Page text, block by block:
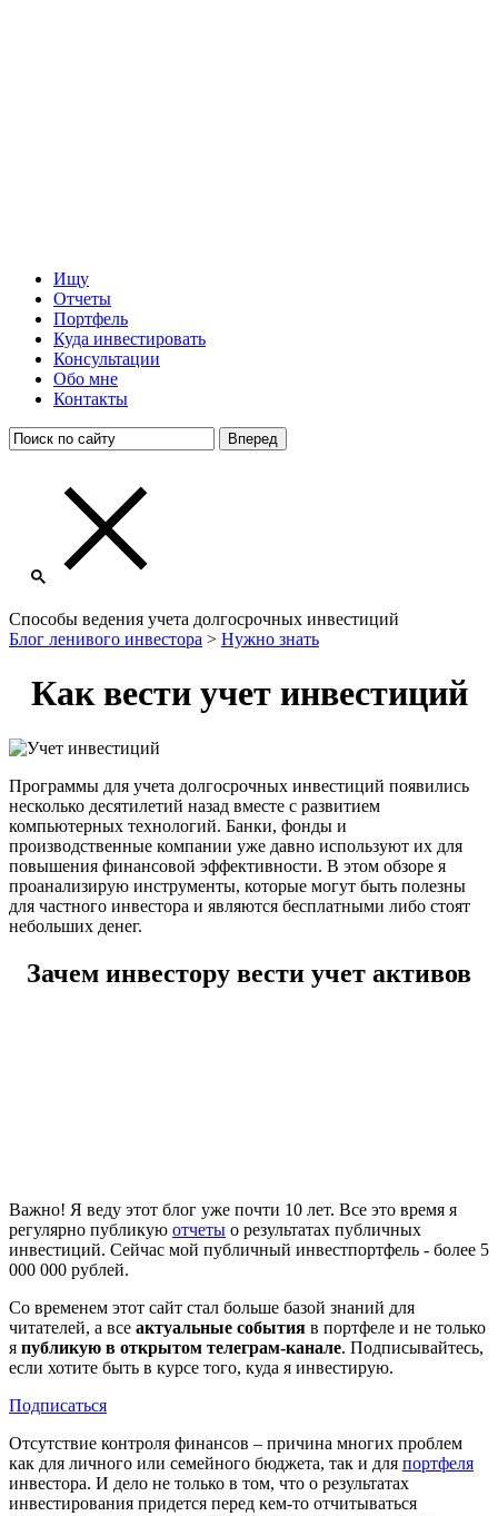
Ищу
Отчеты
Портфель
Куда инвестировать
Консультации
Обо мне
Контакты
Способы ведения учета долгосрочных инвестиций
Блог ленивого инвестора > Нужно знать
Как вести учет инвестиций
Программы для учета долгосрочных инвестиций появились
несколько десятилетий назад вместе с развитием
компьютерных технологий. Банки, фонды и
производственные компании уже давно используют их для
повышения финансовой эффективности. В этом обзоре я
проанализирую инструменты, которые могут быть полезны
для частного инвестора и являются бесплатными либо стоят
небольших денег.
Зачем инвестору вести учет активов
Важно! Я веду этот блог уже почти 10 лет. Все это время я
регулярно публикую отчеты о результатах публичных
инвестиций. Сейчас мой публичный инвестпортфель - более 5
000 000 рублей.
Со временем этот сайт стал больше базой знаний для
читателей, а все актуальные события в портфеле и не только
я публикую в открытом телеграм-канале. Подписывайтесь,
если хотите быть в курсе того, куда я инвестирую.
Подписаться
Отсутствие контроля финансов – причина многих проблем
как для личного или семейного бюджета, так и для портфеля
инвестора. И дело не только в том, что о результатах
инвестирования придется перед кем-то отчитываться